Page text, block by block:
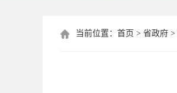
 当前位置： 首页 > 省政府 >